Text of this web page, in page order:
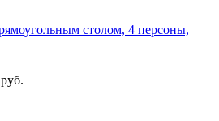
столом, 4 персоны,
руб.